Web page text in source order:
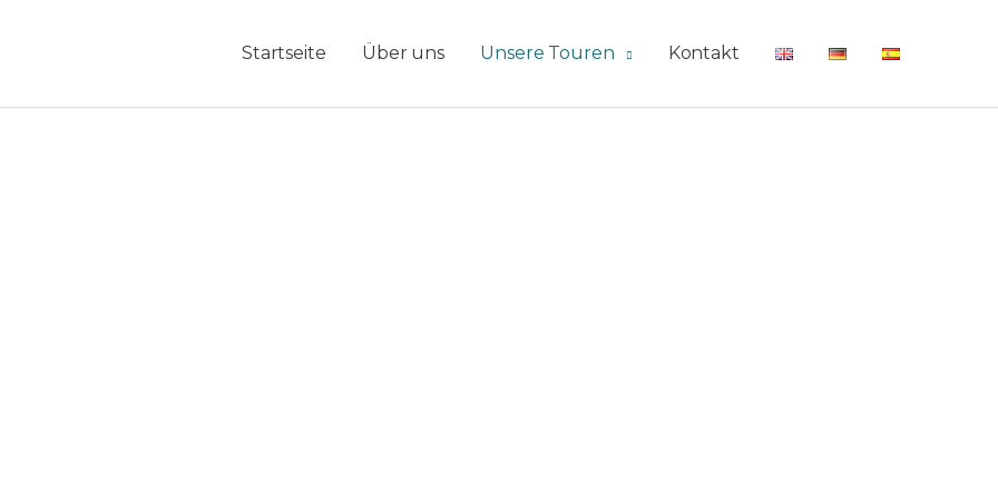
Startseite Über uns Unsere Touren Kontakt